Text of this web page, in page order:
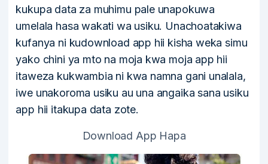
kukupa data za muhimu pale unapokuwa
umelala hasa wakati wa usiku. Unachoatakiwa
kufanya ni kudownload app hii kisha weka simu
yako chini ya mto na moja kwa moja app hii
itaweza kukwambia ni kwa namna gani unalala,
iwe unakoroma usiku au una angaika sana usiku
app hii itakupa data zote.
Download App Hapa